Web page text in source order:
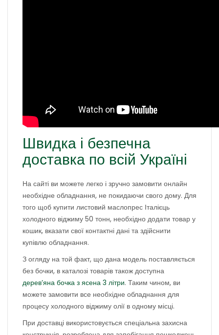
Швидка і безпечна
доставка по всій Україні
На сайті ви можете легко і зручно замовити онлайн
необхідне обладнання, не покидаючи свого дому. Для
того щоб купити листовий маслопрес Італієць
холодного віджиму 50 тонн, необхідно додати товар у
кошик, вказати свої контактні дані та здійснити
купівлю обладнання.
З огляду на той факт, що дана модель поставляється
без бочки, в каталозі товарів також доступна
дерев’яна бочка з ясена 3 літри. Таким чином, ви
можете замовити все необхідне обладнання для
процесу холодного віджиму олії в одному місці.
При доставці використовується спеціальна захисна